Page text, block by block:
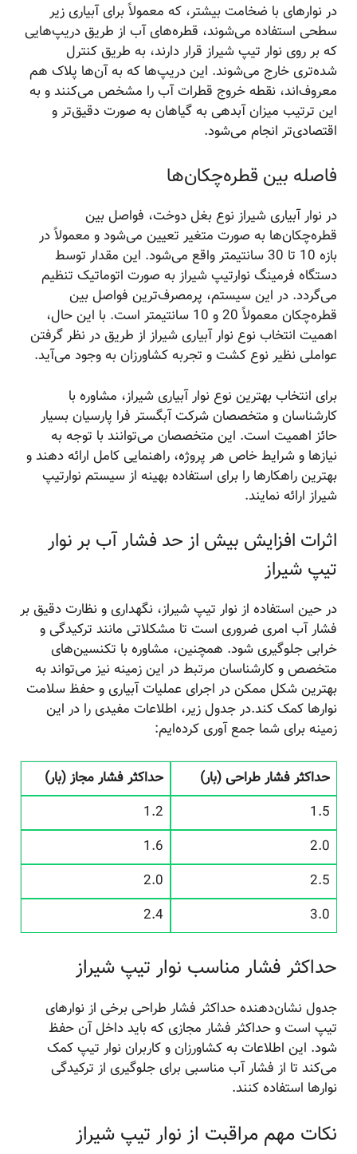
در نوارهای با ضخامت بیشتر، که معمولاً برای آبیاری زیر
سطحی استفاده می‌شوند، قطره‌های آب از طریق دریپ‌هایی
که بر روی نوار تیپ شیراز قرار دارند، به طریق کنترل
شده‌تری خارج می‌شوند. این دریپ‌ها که به آن‌ها پلاک هم
معروف‌اند، نقطه خروج قطرات آب را مشخص می‌کنند و به
این ترتیب میزان آبدهی به گیاهان به صورت دقیق‌تر و
اقتصادی‌تر انجام می‌شود.
فاصله بین قطره‌چکان‌ها
در نوار آبیاری شیراز نوع بغل دوخت، فواصل بین
قطره‌چکان‌ها به صورت متغیر تعیین می‌شود و معمولاً در
بازه 10 تا 30 سانتیمتر واقع می‌شود. این مقدار توسط
دستگاه فرمینگ نوارتیپ شیراز به صورت اتوماتیک تنظیم
می‌گردد. در این سیستم، پرمصرف‌ترین فواصل بین
قطره‌چکان معمولاً 20 و 10 سانتیمتر است. با این حال،
اهمیت انتخاب نوع نوار آبیاری شیراز از طریق در نظر گرفتن
عواملی نظیر نوع کشت و تجربه کشاورزان به وجود می‌آید.
برای انتخاب بهترین نوع نوار آبیاری شیراز، مشاوره با
کارشناسان و متخصصان شرکت آبگستر فرا پارسیان بسیار
حائز اهمیت است. این متخصصان می‌توانند با توجه به
نیازها و شرایط خاص هر پروژه، راهنمایی کامل ارائه دهند و
بهترین راهکارها را برای استفاده بهینه از سیستم نوارتیپ
شیراز ارائه نمایند.
اثرات افزایش بیش از حد فشار آب بر نوار
تیپ شیراز
در حین استفاده از نوار تیپ شیراز، نگهداری و نظارت دقیق بر
فشار آب امری ضروری است تا مشکلاتی مانند ترکیدگی و
خرابی جلوگیری شود. همچنین، مشاوره با تکنسین‌های
متخصص و کارشناسان مرتبط در این زمینه نیز می‌تواند به
بهترین شکل ممکن در اجرای عملیات آبیاری و حفظ سلامت
نوارها کمک کند.در جدول زیر، اطلاعات مفیدی را در این
زمینه برای شما جمع آوری کرده‌ایم:
حداکثر فشار طراحی (بار)
حداکثر فشار مجاز (بار)
حداکثر فشار مناسب نوار تیپ شیراز
جدول نشان‌دهنده حداکثر فشار طراحی برخی از نوارهای
تیپ است و حداکثر فشار مجازی که باید داخل آن حفظ
شود. این اطلاعات به کشاورزان و کاربران نوار تیپ کمک
می‌کند تا از فشار آب مناسبی برای جلوگیری از ترکیدگی
نوارها استفاده کنند.
نکات مهم مراقبت از نوار تیپ شیراز